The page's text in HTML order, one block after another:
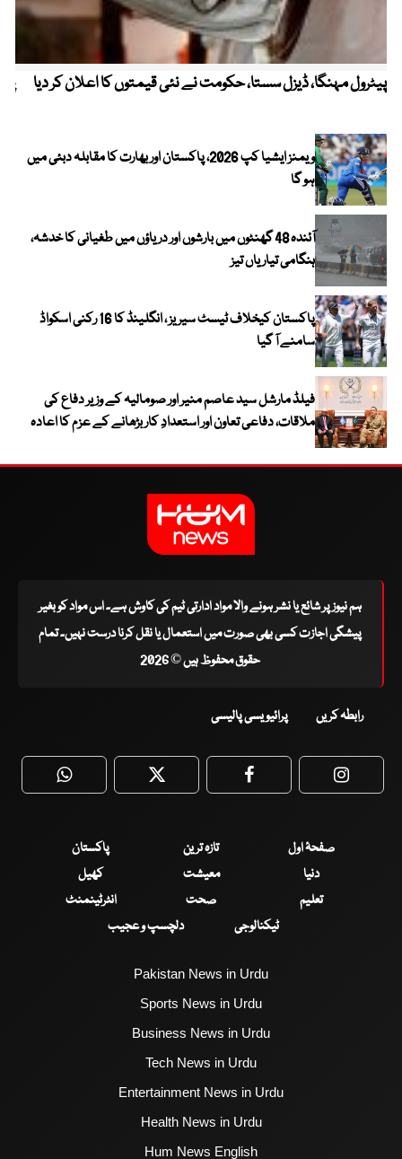
پیٹرول مہنگا، ڈیزل سستا، حکومت نے نئی قیمتوں کا اعلان کر دیا
ویمنز ایشیا کپ 2026، پاکستان اور بھارت کا مقابلہ دبئی میں
ہو گا
آئندہ 48 گھنٹوں میں بارشوں اور دریاؤں میں طغیانی کا خدشہ،
ہنگامی تیاریاں تیز
پاکستان کیخلاف ٹیسٹ سیریز ، انگلینڈ کا 16 رکنی اسکواڈ
سامنے آ گیا
فیلڈ مارشل سید عاصم منیر اور صومالیہ کے وزیر دفاع کی
ملاقات، دفاعی تعاون اور استعدادِ کار بڑھانے کے عزم کا اعادہ
ہم نیوز پر شائع یا نشر ہونے والا مواد ادارتی ٹیم کی کاوش ہے۔ اس مواد کو بغیر
پیشگی اجازت کسی بھی صورت میں استعمال یا نقل کرنا درست نہیں۔ تمام
حقوق محفوظ ہیں © 2026
رابطہ کریں پرائیویسی پالیسی
WhatsApp Twitter Facebook
صفحۂ اول تازہ ترین
پاکستان
دنیا
معیشت
کھیل
تعلیم
صحت
انٹرٹینمنٹ
ٹیکنالوجی
دلچسپ و عجیب
Pakistan News in Urdu
Sports News in Urdu
Business News in Urdu
Tech News in Urdu
Entertainment News in Urdu
Health News in Urdu
Hum News English